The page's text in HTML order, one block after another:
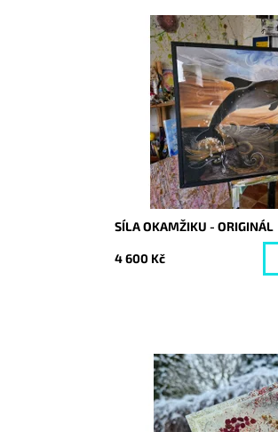
Dostupnost:
Vyprodáno
10073
SÍLA OKAMŽIKU - ORIGINÁL
4 600 Kč
Dostupnost:
Vyprodáno
10096